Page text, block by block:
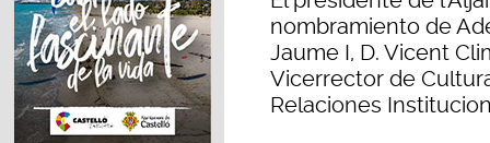
nombramiento de
Jaume I, D. Vicent
Vicerrector de
Relaciones